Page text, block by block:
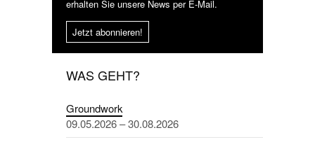
erhalten Sie unsere News per E-Mail.
Jetzt abonnieren!
WAS GEHT?
Groundwork
09.05.2026 – 30.08.2026